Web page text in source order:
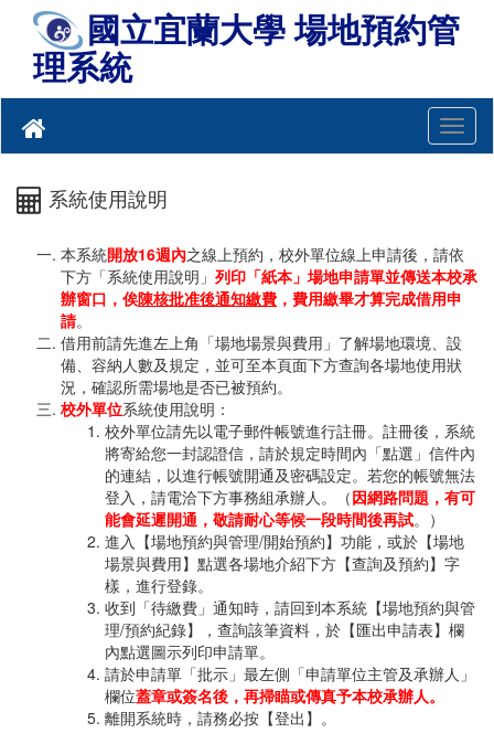
國立宜蘭大學 場地預約管
理系統
選
單
系統使用說明
本系統開放16週內之線上預約，校外單位線上申請後，請依
下方「系統使用說明」 列印「紙本」場地申請單並傳送本校承
辦窗口，俟陳核批准後通知繳費 ，費用繳畢才算完成借用申
請。
借用前請先進左上角「場地場景與費用」了解場地環境、設
備、容納人數及規定，並可至本頁面下方查詢各場地使用狀
況，確認所需場地是否已被預約。
校外單位系統使用說明：
校外單位請先以電子郵件帳號進行註冊。註冊後，系統
將寄給您一封認證信，請於規定時間內「點選」信件內
的連結，以進行帳號開通及密碼設定。若您的帳號無法
登入，請電洽下方事務組承辦人。（因網路問題，有可
能會延遲開通，敬請耐心等候一段時間後再試。）
進入【場地預約與管理/開始預約】功能，或於【場地
場景與費用】點選各場地介紹下方【查詢及預約】字
樣，進行登錄。
收到「待繳費」通知時，請回到本系統【場地預約與管
理/預約紀錄】，查詢該筆資料，於【匯出申請表】欄
內點選圖示列印申請單。
請於申請單「批示」最左側「申請單位主管及承辦人」
欄位蓋章或簽名後，再掃瞄或傳真予本校承辦人。
離開系統時，請務必按【登出】。